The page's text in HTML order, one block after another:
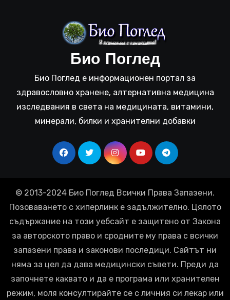
Био Поглед
Био Поглед е информационен портал за
здравословно хранене, алтернативна медицина
изследвания в света на медицината, витамини,
минерали, билки и хранителни добавки
© 2013-2024 Био Поглед Всички Права Запазени.
Позоваването с хиперлинк е задължително. Цялото
съдържание на този уебсайт е защитено от Закона
за авторското право и сродните му права с всички
запазени права и законови последици. Сайтът ни
няма за цел да дава медицински съвети. Преди да
започнете каквато и да е програма или хранителен
режим, моля консултирайте се с личния си лекар или